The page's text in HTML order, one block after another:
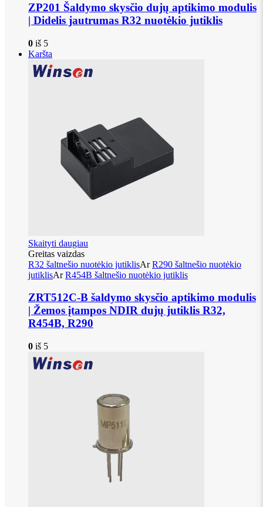
ZP201 Šaldymo skysčio dujų aptikimo modulis
| Didelis jautrumas R32 nuotėkio jutiklis
0 iš 5
Karšta
Skaityti daugiau
Greitas vaizdas
R32 šaltnešio nuotėkio jutiklisArR290 šaltnešio nuotėkio
jutiklisArR454B šaltnešio nuotėkio jutiklis
ZRT512C-B šaldymo skysčio aptikimo modulis
| Žemos įtampos NDIR dujų jutiklis R32,
R454B, R290
0 iš 5